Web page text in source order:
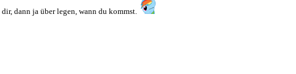
dann ja über legen, wann du kommst.